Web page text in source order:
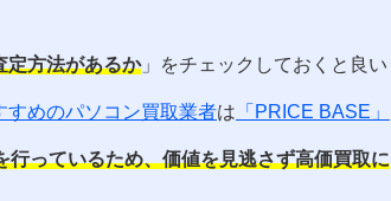
定方法があるか」をチェックしておくと良い
すめのパソコン買取業者は 「PRICE BASE」
行っているため、価値を見逃さず高価買取に